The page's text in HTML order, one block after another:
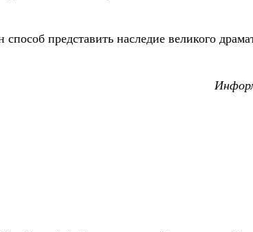
представить наследие великого